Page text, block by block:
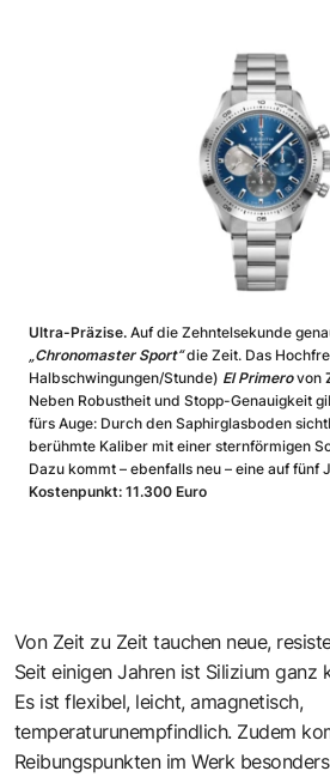
Ultra-Präzise. Auf die Zehntelsekunde
„Chronomaster Sport“die Zeit. Das
Halbschwingungen/Stunde) El Primerovon
Neben Robustheit und Stopp-Genauigkeit
fürs Auge: Durch den Saphirglasboden
berühmte Kaliber mit einer sternförmigen
Dazu kommt – ebenfalls neu – eine auf fünf
Kostenpunkt: 11.300 Euro
Von Zeit zu Zeit tauchen neue,
Seit einigen Jahren ist Silizium ganz
Es ist flexibel, leicht, amagnetisch,
temperaturunempfindlich. Zudem
Reibungspunkten im Werk